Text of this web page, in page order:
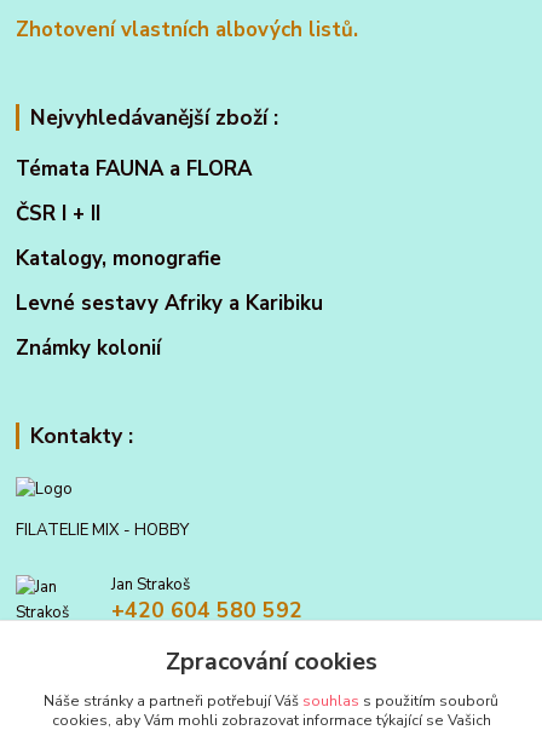
Zhotovení vlastních albových listů.
Nejvyhledávanější zboží :
Témata FAUNA a FLORA
ČSR I + II
Katalogy, monografie
Levné sestavy Afriky a Karibiku
Známky kolonií
Kontakty :
FILATELIE MIX - HOBBY
Jan Strakoš
+420 604 580 592
filatelie.mix@seznam.czZpracování cookies
Náše stránky a partneři potřebují Váš souhlas s použitím souborů
cookies, aby Vám mohli zobrazovat informace týkající se Vašich